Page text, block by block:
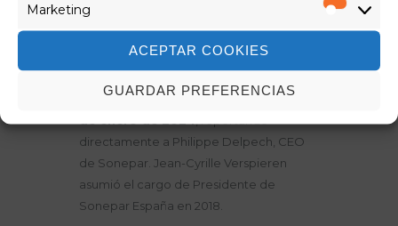
Marketing
ACEPTAR COOKIES
GUARDAR PREFERENCIAS
quien forma parte del Grupo Sonepar
desde el año 1996,asumirá la
responsabilidad de Presidente Asia
Ejecutivo de Sonepar a partir del 1
de enero de 2024, reportando
directamente a Philippe Delpech, CEO
de Sonepar. Jean-Cyrille Verspieren
asumió el cargo de Presidente de
Sonepar España en 2018.